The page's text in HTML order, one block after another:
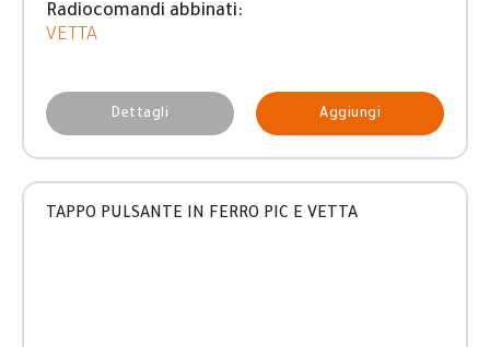
Radiocomandi abbinati:
VETTA
Dettagli Aggiungi
TAPPO PULSANTE IN FERRO PIC E VETTA